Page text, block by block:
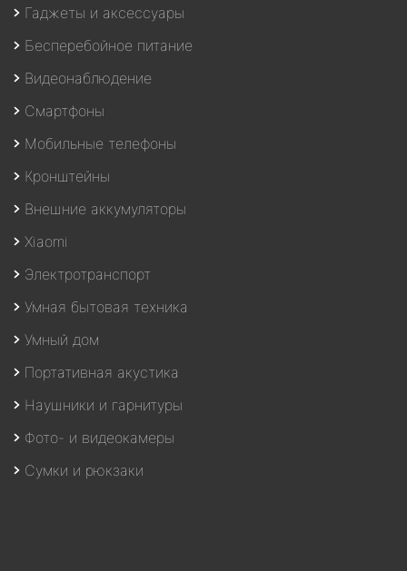
Гаджеты и аксессуары
Бесперебойное питание
Видеонаблюдение
Смартфоны
Мобильные телефоны
Кронштейны
Внешние аккумуляторы
Xiaomi
Электротранспорт
Умная бытовая техника
Умный дом
Портативная акустика
Наушники и гарнитуры
Фото- и видеокамеры
Сумки и рюкзаки